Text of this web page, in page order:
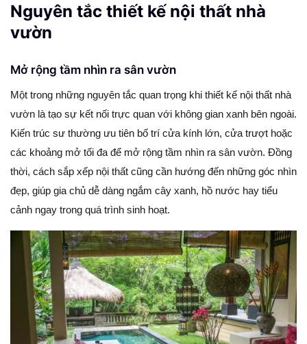
Nguyên tắc thiết kế nội thất nhà
vườn
Mở rộng tầm nhìn ra sân vườn
Một trong những nguyên tắc quan trọng khi thiết kế nội thất nhà
vườn là tạo sự kết nối trực quan với không gian xanh bên ngoài.
Kiến trúc sư thường ưu tiên bố trí cửa kính lớn, cửa trượt hoặc
các khoảng mở tối đa để mở rộng tầm nhìn ra sân vườn. Đồng
thời, cách sắp xếp nội thất cũng cần hướng đến những góc nhìn
đẹp, giúp gia chủ dễ dàng ngắm cây xanh, hồ nước hay tiểu
cảnh ngay trong quá trình sinh hoạt.